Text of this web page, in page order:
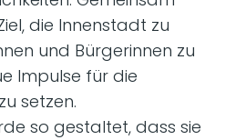
die Innenstadt zu
und Bürgerinnen zu
Impulse für die
setzen.
so gestaltet, dass sie